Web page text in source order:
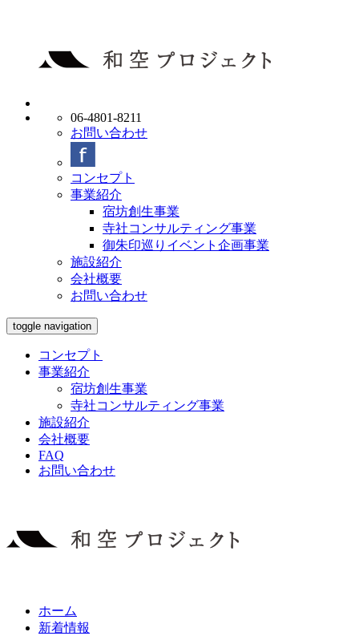
06-4801-8211
お問い合わせ
コンセプト
事業紹介
宿坊創生事業
寺社コンサルティング事業
御朱印巡りイベント企画事業
施設紹介
会社概要
お問い合わせ
toggle navigation
コンセプト
事業紹介
宿坊創生事業
寺社コンサルティング事業
施設紹介
会社概要
FAQ
お問い合わせ
ホーム
新着情報